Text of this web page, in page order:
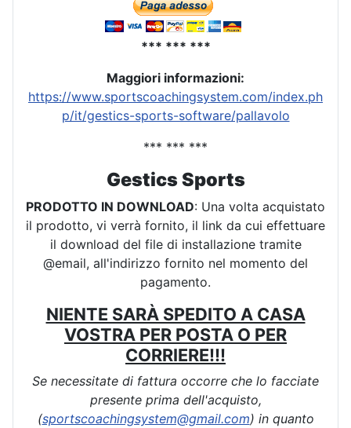
*** *** ***
Maggiori informazioni:
https://www.sportscoachingsystem.com/index.ph
p/it/gestics-sports-software/pallavolo
*** *** ***
Gestics Sports
PRODOTTO IN DOWNLOAD: Una volta acquistato
il prodotto, vi verrà fornito, il link da cui effettuare
il download del file di installazione tramite
@email, all'indirizzo fornito nel momento del
pagamento.
NIENTE SARÀ SPEDITO A CASA
VOSTRA PER POSTA O PER
CORRIERE!!!
Se necessitate di fattura occorre che lo facciate
presente prima dell'acquisto,
(sportscoachingsystem@gmail.com) in quanto